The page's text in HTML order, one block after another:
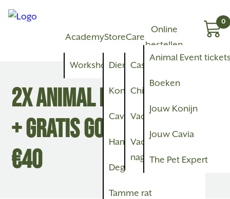
Academy
Workshops
Store
Dieren
Konijn
Cavia
Hamster
Degoe
Tamme rat
Care
Castratie of sterilisatie
Chippen
Vaccineren
Vacht- en
nagelverzorging
Online
bestellen
Animal Event
Boeken
Jouw Konijn
Jouw Cavia
The Pet Expert
0
2X ANIMAL EVENT TICKET
+ GRATIS GOODIEBAG T.W.V.
€40